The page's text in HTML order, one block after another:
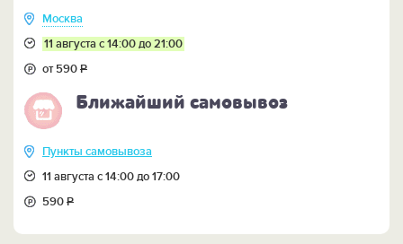
Москва
11 августа с 14:00 до 21:00
от 590Р
Ближайший самовывоз
Пункты самовывоза
11 августа с 14:00 до 17:00
590Р